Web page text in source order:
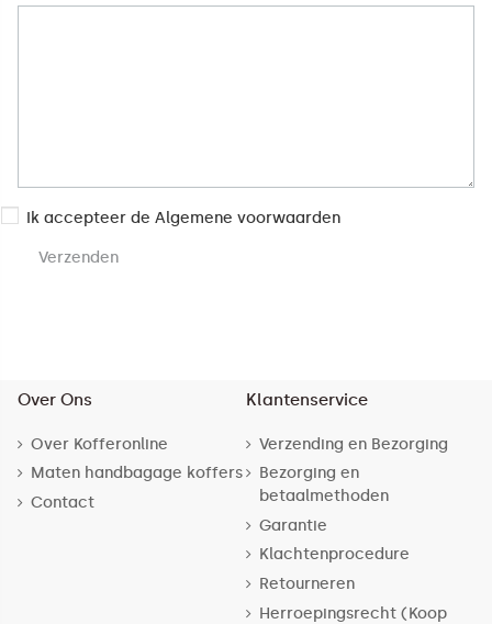
Ik accepteer de Algemene voorwaarden
Verzenden
Over Ons
Over Kofferonline
Maten handbagage koffers
Contact
Klantenservice
Verzending en Bezorging
Bezorging en
betaalmethoden
Garantie
Klachtenprocedure
Retourneren
Herroepingsrecht (Koop